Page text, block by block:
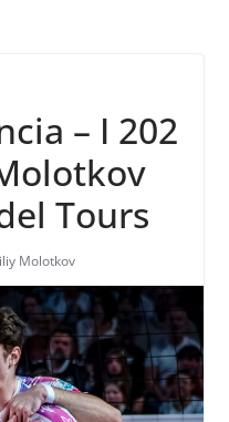
– I 202
Tours
Molotkov